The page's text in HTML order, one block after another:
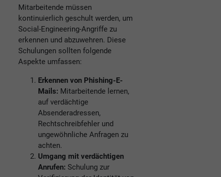
Mitarbeitende müssen
kontinuierlich geschult werden, um
Social-Engineering-Angriffe zu
erkennen und abzuwehren. Diese
Schulungen sollten folgende
Aspekte umfassen:
Erkennen von Phishing-E-
Mails: Mitarbeitende lernen,
auf verdächtige
Absenderadressen,
Rechtschreibfehler und
ungewöhnliche Anfragen zu
achten.
Umgang mit verdächtigen
Anrufen: Schulung zur